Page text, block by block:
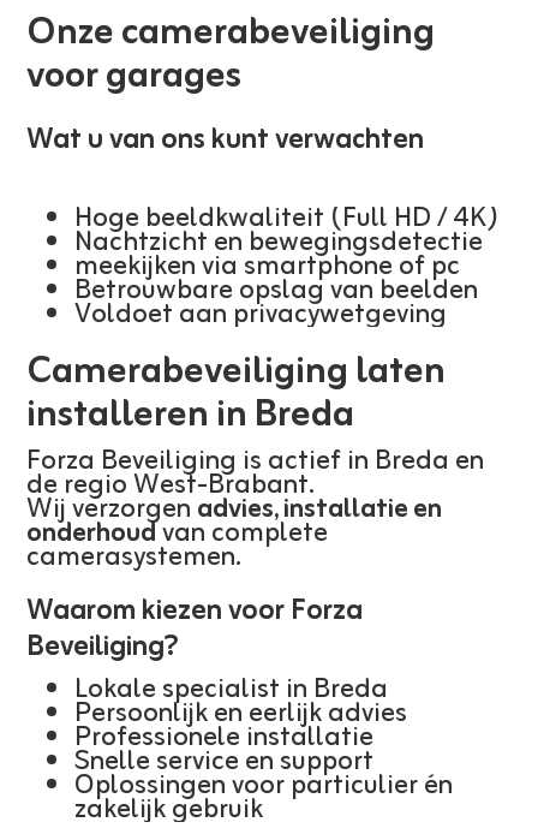
Onze camerabeveiliging
voor garages
Wat u van ons kunt verwachten
Hoge beeldkwaliteit (Full HD / 4K)
Nachtzicht en bewegingsdetectie
meekijken via smartphone of pc
Betrouwbare opslag van beelden
Voldoet aan privacywetgeving
Camerabeveiliging laten
installeren in Breda
Forza Beveiliging is actief in Breda en
de regio West-Brabant.
Wij verzorgenadvies, installatie en
onderhoudvan complete
camerasystemen.
Waarom kiezen voor Forza
Beveiliging?
Lokale specialist in Breda
Persoonlijk en eerlijk advies
Professionele installatie
Snelle service en support
Oplossingen voor particulier én
zakelijk gebruik